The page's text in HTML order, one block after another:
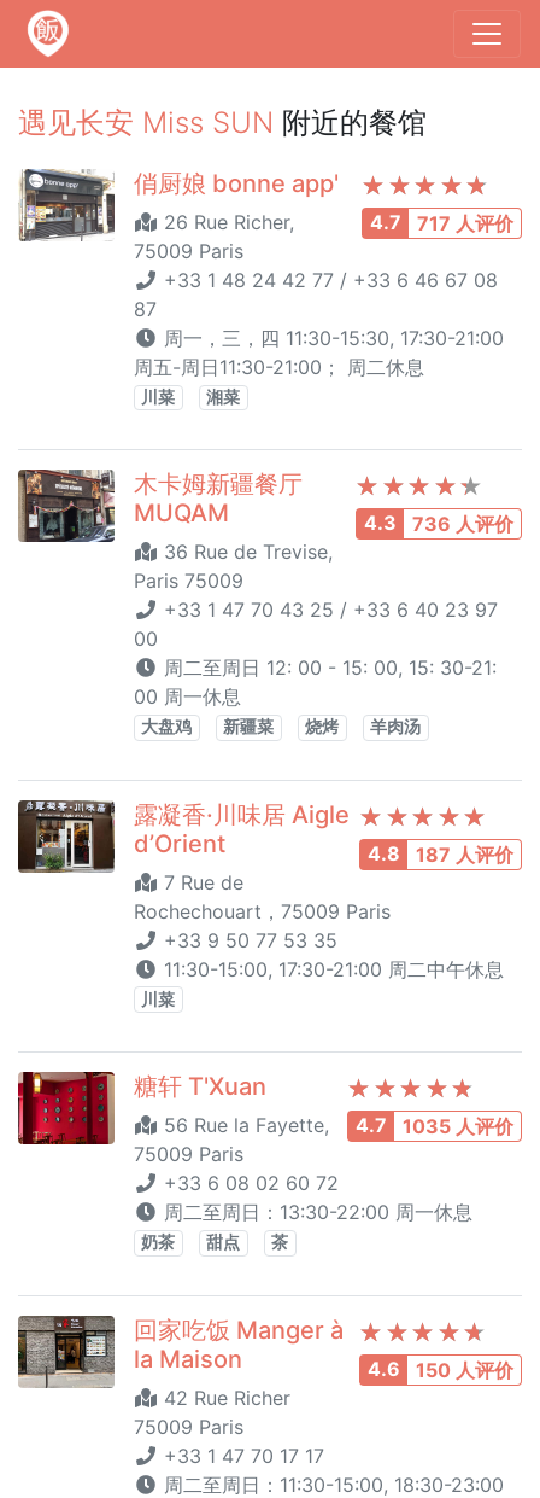
遇见长安 Miss SUN 附近的餐馆
4.7 717 人评价
俏厨娘 bonne app'
26 Rue Richer,
75009 Paris
+33 1 48 24 42 77 / +33 6 46 67 08
87
周一，三，四 11:30-15:30, 17:30-21:00
周五-周日11:30-21:00； 周二休息
川菜 湘菜
4.3 736 人评价
木卡姆新疆餐厅
MUQAM
36 Rue de Trevise,
Paris 75009
+33 1 47 70 43 25 / +33 6 40 23 97
00
周二至周日 12: 00 - 15: 00, 15: 30-21:
00 周一休息
大盘鸡 新疆菜 烧烤 羊肉汤
4.8 187 人评价
露凝香·川味居 Aigle
d’Orient
7 Rue de
Rochechouart，75009 Paris
+33 9 50 77 53 35
11:30-15:00, 17:30-21:00 周二中午休息
川菜
4.7 1035 人评价
糖轩 T'Xuan
56 Rue la Fayette,
75009 Paris
+33 6 08 02 60 72
周二至周日：13:30-22:00 周一休息
奶茶 甜点 茶
4.6 150 人评价
回家吃饭 Manger à
la Maison
42 Rue Richer
75009 Paris
+33 1 47 70 17 17
周二至周日：11:30-15:00, 18:30-23:00